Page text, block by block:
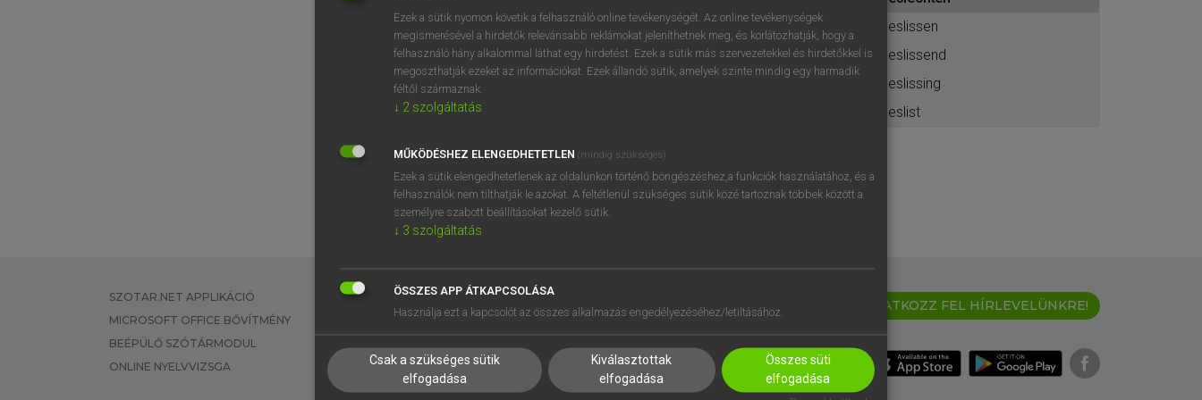
BELÉPÉS
próbaverziójának elindításához
regisztrálok ésbelépek.
REGISZTRÁCIÓ
beslissen
beslissend
beslissing
beslist
SZOTAR.NET APPLIKÁCIÓ
MICROSOFT OFFICE BŐVÍTMÉNY
BEÉPÜLŐ SZÓTÁRMODUL
ONLINE NYELVVIZSGA
EGYÉNI FELHASZNÁLÓKNAK
TANULÓKNAK
VÁLLALATI MEGOLDÁSOK
SÚGÓ
RÓLUNK
SÜTI BEÁLLÍTÁSOK
IRATKOZZ FEL HÍRLEVELÜNKRE!
Ezek a sütik nyomon követik a felhasználó online tevékenységét. Az online tevékenységek
megismerésével a hirdetők relevánsabb reklámokat jeleníthetnek meg, és korlátozhatják, hogy a
felhasználó hány alkalommal láthat egy hirdetést. Ezek a sütik más szervezetekkel és hirdetőkkel is
megoszthatják ezeket az információkat. Ezek állandó sütik, amelyek szinte mindig egy harmadik
féltől származnak.
↓ 2 szolgáltatás
MŰKÖDÉSHEZ ELENGEDHETETLEN (mindig szükséges)
Ezek a sütik elengedhetetlenek az oldalunkon történő böngészéshez,a funkciók használatához, és a
felhasználók nem tilthatják le azokat. A feltétlenül szükséges sütik közé tartoznak többek között a
személyre szabott beállításokat kezelő sütik.
↓ 3 szolgáltatás
ÖSSZES APP ÁTKAPCSOLÁSA
Használja ezt a kapcsolót az összes alkalmazás engedélyezéséhez/letiltásához.
Csak a szükséges sütik
elfogadása
Kiválasztottak
elfogadása
Összes süti
elfogadása